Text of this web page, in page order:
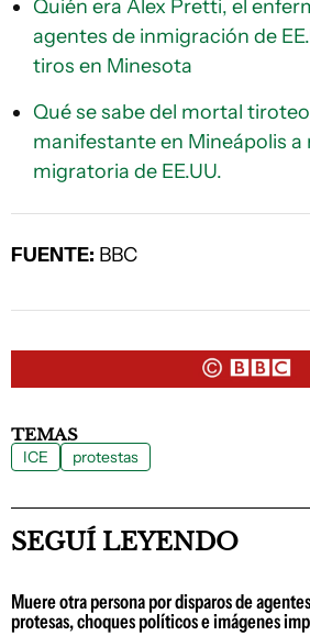
Quién era Alex Pretti, el
agentes de inmigración de
tiros en Minesota
Qué se sabe del mortal
manifestante en Mineápolis a
migratoria de EE.UU.
FUENTE: BBC
TEMAS
ICE protestas
SEGUÍ LEYENDO
Muere otra persona por disparos de
protesas, choques políticos e imágenes